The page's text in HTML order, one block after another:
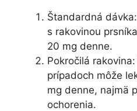
Štandardná
s rakovinou
20 mg denne.
Pokročilá
prípadoch môže
mg denne, najmä
ochorenia.